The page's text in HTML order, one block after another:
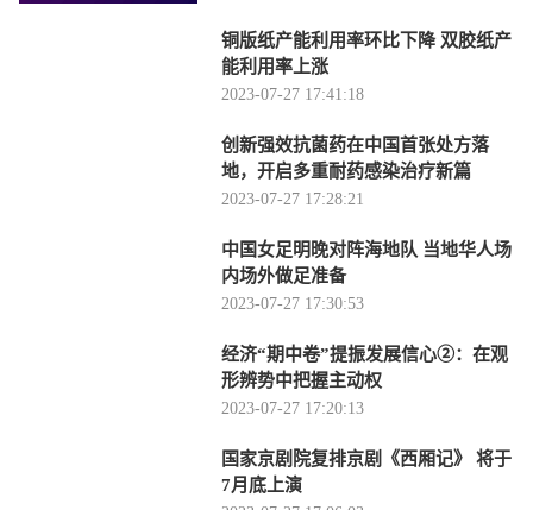
铜版纸产能利用率环比下降 双胶纸产
能利用率上涨
2023-07-27 17:41:18
创新强效抗菌药在中国首张处方落
地，开启多重耐药感染治疗新篇
2023-07-27 17:28:21
中国女足明晚对阵海地队 当地华人场
内场外做足准备
2023-07-27 17:30:53
经济“期中卷”提振发展信心②：在观
形辨势中把握主动权
2023-07-27 17:20:13
国家京剧院复排京剧《西厢记》 将于
7月底上演